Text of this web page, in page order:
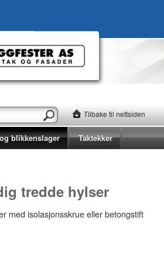
Tilbake til nettsiden
blikkenslager Taktekker
tredde hylser
med isolasjonsskrue eller betongstift